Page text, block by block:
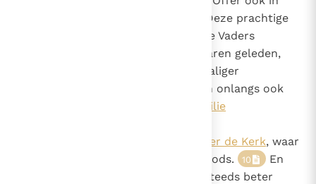
haar geheel wordt opgedragen. Deze prachtige
leer is reeds van oudsher door de Vaders
; ze is, enkele jaren geleden,
door onze voorganger Pius XII, zaliger
en onlangs ook
Tweede Vaticaans Concilie
Lumen Gentium - Constitutie over de Kerk, waar
gehandeld wordt over het volk Gods. 10
En
het is onze vurige wens, dat ze steeds beter